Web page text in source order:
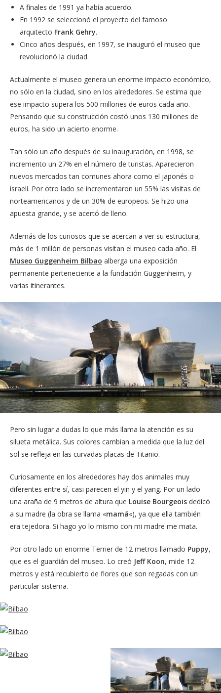
A finales de 1991 ya había acuerdo.
En 1992 se seleccionó el proyecto del famoso
arquitecto Frank Gehry.
Cinco años después, en 1997, se inauguró el museo que
revolucionó la ciudad.
Actualmente el museo genera un enorme impacto económico,
no sólo en la ciudad, sino en los alrededores. Se estima que
ese impacto supera los 500 millones de euros cada año.
Pensando que su construcción costó unos 130 millones de
euros, ha sido un acierto enorme.
Tan sólo un año después de su inauguración, en 1998, se
incremento un 27% en el número de turistas. Aparecieron
nuevos mercados tan comunes ahora como el japonés o
israelí. Por otro lado se incrementaron un 55% las visitas de
norteamericanos y de un 30% de europeos. Se hizo una
apuesta grande, y se acertó de lleno.
Además de los curiosos que se acercan a ver su estructura,
más de 1 millón de personas visitan el museo cada año. El
Museo Guggenheim Bilbao alberga una exposición
permanente perteneciente a la fundación Guggenheim, y
varias itinerantes.
Pero sin lugar a dudas lo que más llama la atención es su
silueta metálica. Sus colores cambian a medida que la luz del
sol se refleja en las curvadas placas de Titanio.
Curiosamente en los alrededores hay dos animales muy
diferentes entre sí, casi parecen el yin y el yang. Por un lado
una araña de 9 metros de altura que Louise Bourgeois dedicó
a su madre (la obra se llama «mamá«), ya que ella también
era tejedora. Si hago yo lo mismo con mi madre me mata.
Por otro lado un enorme Terrier de 12 metros llamado Puppy,
que es el guardián del museo. Lo creó Jeff Koon, mide 12
metros y está recubierto de flores que son regadas con un
particular sistema.